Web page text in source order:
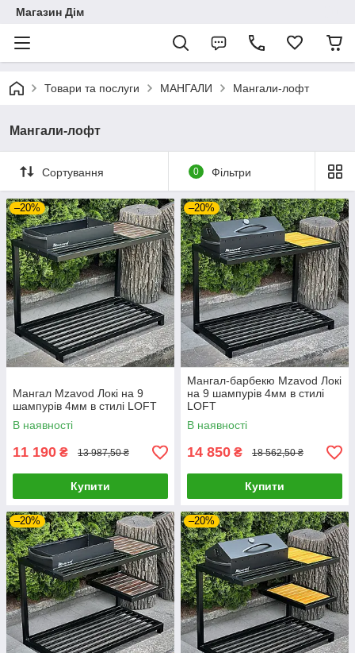
Магазин Дім
Товари та послуги МАНГАЛИ Мангали-лофт
Мангали-лофт
Сортування 0 Фільтри
–20%
Мангал Mzavod Локі на 9
шампурів 4мм в стилі LOFT
В наявності
11 190 ₴ 13 987,50 ₴
Купити
–20%
Мангал-барбекю Mzavod Локі
на 9 шампурів 4мм в стилі
LOFT
В наявності
14 850 ₴ 18 562,50 ₴
Купити
–20% –20%